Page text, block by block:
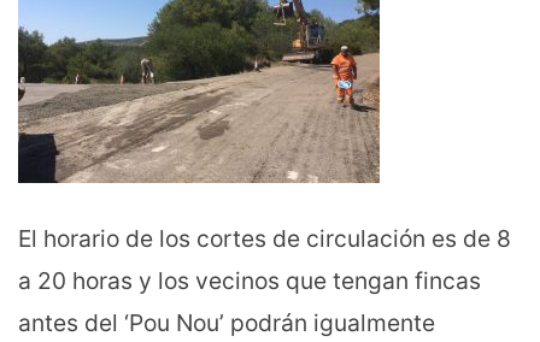
El horario de los cortes de circulación es de 8
a 20 horas y los vecinos que tengan fincas
antes del ‘Pou Nou’ podrán igualmente